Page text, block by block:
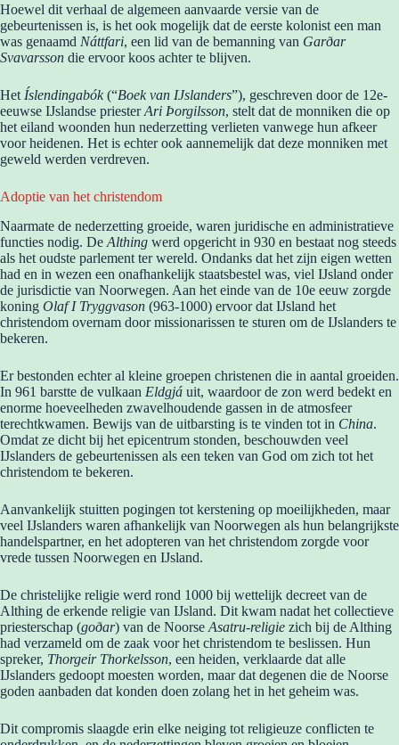
Hoewel dit verhaal de algemeen aanvaarde versie van de
gebeurtenissen is, is het ook mogelijk dat de eerste kolonist een man
was genaamd Náttfari, een lid van de bemanning van Garðar
Svavarsson die ervoor koos achter te blijven.
Het Íslendingabók (“Boek van IJslanders”), geschreven door de 12e-
eeuwse IJslandse priesterAri Þorgilsson, stelt dat de monniken die op
het eiland woonden hun nederzetting verlieten vanwege hun afkeer
voor heidenen. Het is echter ook aannemelijk dat deze monniken met
geweld werden verdreven.
Adoptie van het christendom
Naarmate de nederzetting groeide, waren juridische en administratieve
functies nodig. De Althing werd opgericht in 930 en bestaat nog steeds
als het oudste parlement ter wereld. Ondanks dat het zijn eigen wetten
had en in wezen een onafhankelijk staatsbestel was, viel IJsland onder
de jurisdictie van Noorwegen. Aan het einde van de 10e eeuw zorgde
koning Olaf I Tryggvason (963-1000) ervoor dat IJsland het
christendom overnam door missionarissen te sturen om de IJslanders te
bekeren.
Er bestonden echter al kleine groepen christenen die in aantal groeiden.
In 961 barstte de vulkaan Eldgjá uit, waardoor de zon werd bedekt en
enorme hoeveelheden zwavelhoudende gassen in de atmosfeer
terechtkwamen. Bewijs van de uitbarsting is te vinden tot in China.
Omdat ze dicht bij het epicentrum stonden, beschouwden veel
IJslanders de gebeurtenissen als een teken van God om zich tot het
christendom te bekeren.
Aanvankelijk stuitten pogingen tot kerstening op moeilijkheden, maar
veel IJslanders waren afhankelijk van Noorwegen als hun belangrijkste
handelspartner, en het adopteren van het christendom zorgde voor
vrede tussen Noorwegen en IJsland.
De christelijke religie werd rond 1000 bij wettelijk decreet van de
Althing de erkende religie van IJsland. Dit kwam nadat het collectieve
priesterschap (goðar) van de Noorse Asatru-religie zich bij de Althing
had verzameld om de zaak voor het christendom te beslissen. Hun
spreker, Thorgeir Thorkelsson, een heiden, verklaarde dat alle
IJslanders gedoopt moesten worden, maar dat degenen die de Noorse
goden aanbaden dat konden doen zolang het in het geheim was.
Dit compromis slaagde erin elke neiging tot religieuze conflicten te